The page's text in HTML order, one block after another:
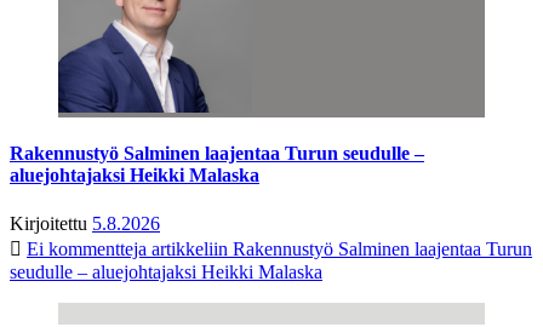
Rakennustyö Salminen laajentaa Turun seudulle –
aluejohtajaksi Heikki Malaska
Kirjoitettu 5.8.2026
Ei kommentteja artikkeliin Rakennustyö Salminen laajentaa Turun
seudulle – aluejohtajaksi Heikki Malaska